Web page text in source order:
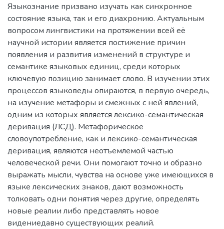
Языкознание призвано изучать как синхронное
состояние языка, так и его диахронию. Актуальным
вопросом лингвистики на протяжении всей её
научной истории является постижение причин
появления и развития изменений в структуре и
семантике языковых единиц, среди которых
ключевую позицию занимает слово. В изучении этих
процессов языковеды опираются, в первую очередь,
на изучение метафоры и смежных с ней явлений,
одним из которых является лексико-семантическая
деривация (ЛСД). Метафорическое
словоупотребление, как и лексико-семантическая
деривация, являются неотъемлемой частью
человеческой речи. Они помогают точно и образно
выражать мысли, чувства на основе уже имеющихся в
языке лексических знаков, дают возможность
толковать одни понятия через другие, определять
новые реалии либо представлять новое
видениедавно существующих реалий.